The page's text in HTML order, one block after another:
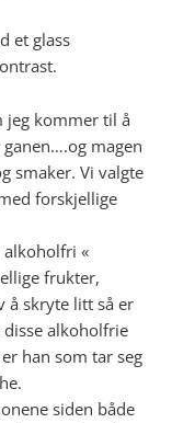
et glass
jeg kommer til å
ganen….og magen
smaker. Vi valgte
forskjellige
alkoholfri «
frukter,
å skryte litt så er
alkoholfrie
han som tar seg
siden både